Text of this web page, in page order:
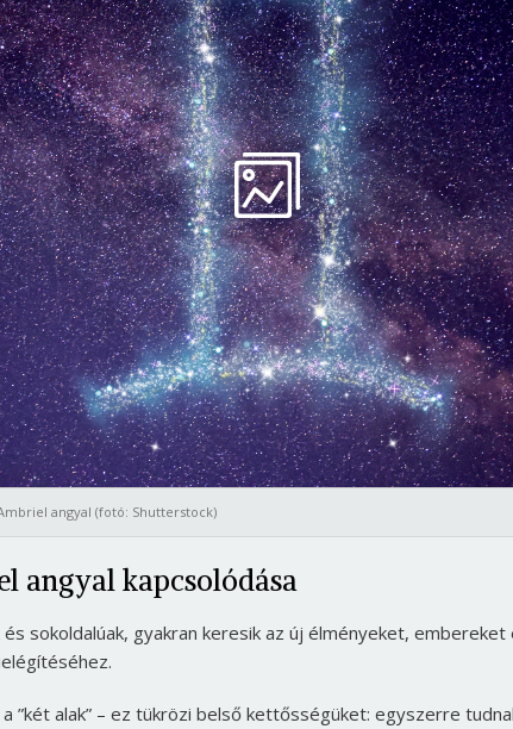
angyal (fotó: Shutterstock)
angyal kapcsolódása
sokoldalúak, gyakran keresik az új élményeket, embereket
”két alak” – ez tükrözi belső kettősségüket: egyszerre